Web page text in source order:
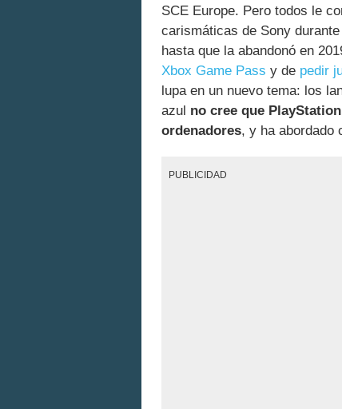
SCE Europe. Pero todos le
carismáticas de Sony
hasta que la abandonó en
Xbox Game Pass y de pedir
lupa en un nuevo tema: los
azul no cree que
ordenadores, y ha abordado
PUBLICIDAD